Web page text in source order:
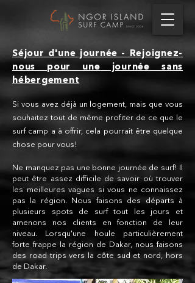
Séjour d'une journée - Rejoignez-
nous pour une journée sans
hébergement
Si vous avez déjà un logement, mais que vous
souhaitez tout de même profiter de ce que le
surf camp a à offrir, cela pourrait être quelque
chose pour vous!
Ne manquez pas une bonne journée de surf! Il
peut être assez difficile de savoir où trouver
les meilleures vagues si vous ne connaissez
pas la région. Nous faisons des départs à
plusieurs spots de surf tout les jours et
amenons nos clients en fonction de leur
niveau. Lorsqu'une houle particulièrement
forte frappe la région de Dakar, nous faisons
des road trips vers la côte sud et nord, hors
de Dakar.